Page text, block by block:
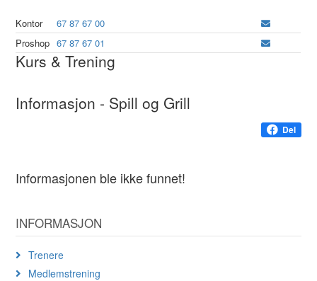
Kontor
67 87 67 00
Proshop 67 87 67 01
Kurs & Trening
Informasjon - Spill og Grill
Del
Informasjonen ble ikke funnet!
INFORMASJON
Trenere
Medlemstrening